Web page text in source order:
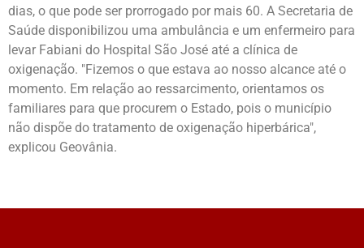
dias, o que pode ser prorrogado por mais 60. A Secretaria de
Saúde disponibilizou uma ambulância e um enfermeiro para
levar Fabiani do Hospital São José até a clínica de
oxigenação. "Fizemos o que estava ao nosso alcance até o
momento. Em relação ao ressarcimento, orientamos os
familiares para que procurem o Estado, pois o município
não dispõe do tratamento de oxigenação hiperbárica",
explicou Geovânia.